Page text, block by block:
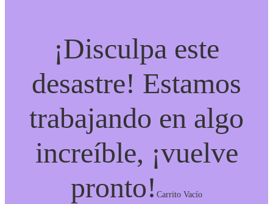
¡Disculpa este
desastre! Estamos
trabajando en algo
increíble, ¡vuelve
pronto!